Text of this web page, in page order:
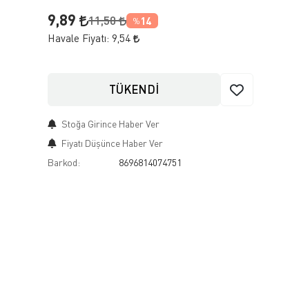
9,89 11,50 % 14
Havale Fiyatı: 9,54
TÜKENDİ
Stoğa Girince Haber Ver
Fiyatı Düşünce Haber Ver
Barkod:
8696814074751